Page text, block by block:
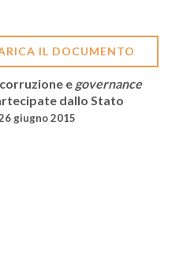
IL DOCUMENTO
e governance
dallo Stato
giugno 2015